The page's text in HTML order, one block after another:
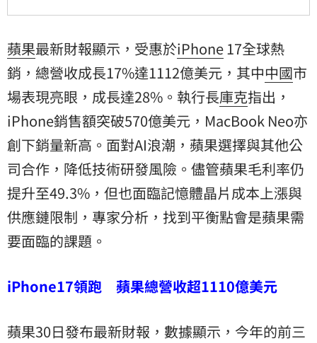
蘋果最新財報顯示，受惠於iPhone17全球熱
銷，總營收成長17%達1112億美元，其中中國市
場表現亮眼，成長達28%。執行長庫克指出，
iPhone銷售額突破570億美元，MacBook Neo亦
創下銷量新高。面對AI浪潮，蘋果選擇與其他公
司合作，降低技術研發風險。儘管蘋果毛利率仍
提升至49.3%，但也面臨記憶體晶片成本上漲與
供應鏈限制，專家分析，找到平衡點會是蘋果需
要面臨的課題。
iPhone17領跑 蘋果總營收超1110億美元
蘋果30日發布最新財報，數據顯示，今年的前三